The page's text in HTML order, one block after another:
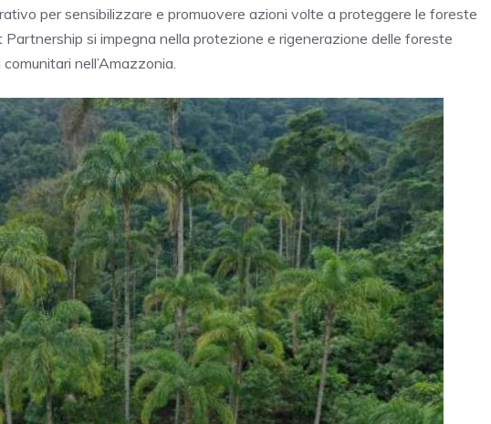
per sensibilizzare e promuovere azioni volte a proteggere le foreste
si impegna nella protezione e rigenerazione delle foreste
nell’Amazzonia.